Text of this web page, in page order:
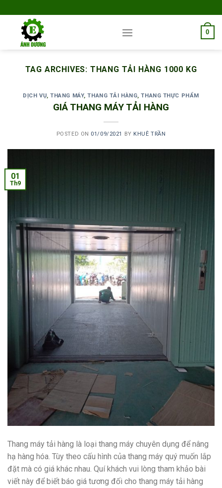
to
content
0
TAG ARCHIVES: THANG TẢI HÀNG 1000 KG
DỊCH VỤ,THANG MÁY,THANG TẢI HÀNG,THANG THỰC PHẨM
GIÁ THANG MÁY TẢI HÀNG
POSTED ON 01/09/2021 BY KHUÊ TRẦN
01
Th9
Thang máy tải hàng là loại thang máy chuyên dụng để nâng
hạ hàng hóa. Tùy theo cấu hình của thang máy quý muốn lắp
đặt mà có giá khác nhau. Quí khách vui lòng tham khảo bài
viết này để biết báo giá tương đối cho thang máy tải hàng